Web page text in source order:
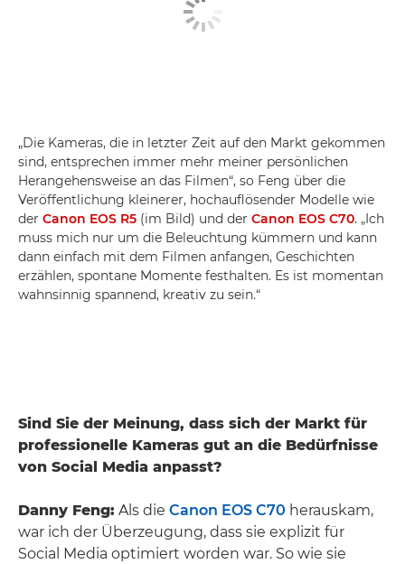
„Die Kameras, die in letzter Zeit auf den Markt gekommen
sind, entsprechen immer mehr meiner persönlichen
Herangehensweise an das Filmen“, so Feng über die
Veröffentlichung kleinerer, hochauflösender Modelle wie
der Canon EOS R5 (im Bild) und der Canon EOS C70. „Ich
muss mich nur um die Beleuchtung kümmern und kann
dann einfach mit dem Filmen anfangen, Geschichten
erzählen, spontane Momente festhalten. Es ist momentan
wahnsinnig spannend, kreativ zu sein.“
Sind Sie der Meinung, dass sich der Markt für
professionelle Kameras gut an die Bedürfnisse
von Social Media anpasst?
Danny Feng: Als die Canon EOS C70 herauskam,
war ich der Überzeugung, dass sie explizit für
Social Media optimiert worden war. So wie sie